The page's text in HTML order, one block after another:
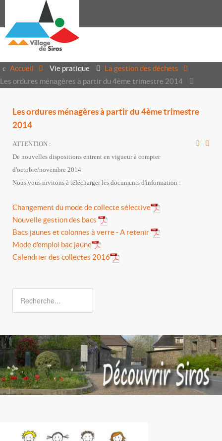
Accueil Vie pratique
La gestion des déchets
Les ordures ménagères à partir du 4ème trimestre 2014
Les ordures ménagères à partir du 4ème trimestre
2014
ATTENTION :
De nouvelles dispositions entrent en vigueur à compter
d'octobre/novembre 2014.
Nous vous invitons à télécharger les documents d'information :
Changement du mode de collecte sélective
Nouvelle gestion des bacs
Bacs jaunes et colonnes à verre - A retenir
Mode d'emploi bac jaune
Calendrier des collectes 2016